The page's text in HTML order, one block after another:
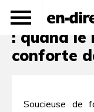
: quand le
conforte
Soucieuse de